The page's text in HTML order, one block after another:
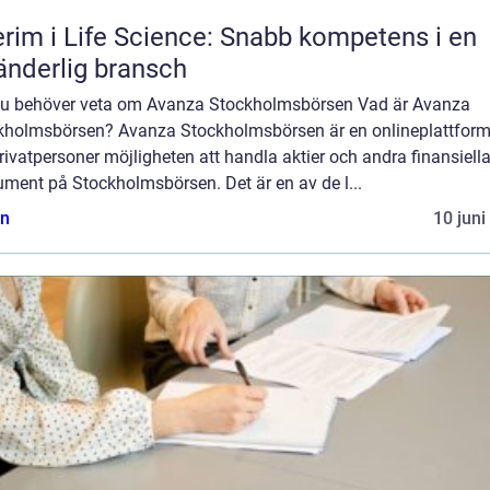
i Life Science: Snabb kompetens i en
bransch
behöver veta om Avanza Stockholmsbörsen Vad är Avanza
Avanza Stockholmsbörsen är en
möjligheten att handla aktier och andra finansiella
på Stockholmsbörsen. Det är en av de l...
10 juni